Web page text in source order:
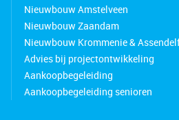
Nieuwbouw Amstelveen
Nieuwbouw Zaandam
Nieuwbouw Krommenie &
Advies bij projectontwikkeling
Aankoopbegeleiding
Aankoopbegeleiding senioren